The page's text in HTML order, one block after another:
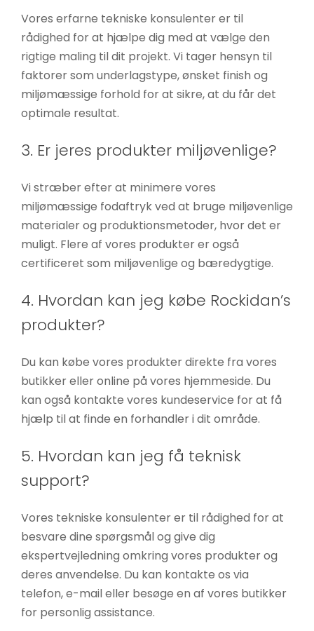
Vores erfarne tekniske konsulenter er til
rådighed for at hjælpe dig med at vælge den
rigtige maling til dit projekt. Vi tager hensyn til
faktorer som underlagstype, ønsket finish og
miljømæssige forhold for at sikre, at du får det
optimale resultat.
3. Er jeres produkter miljøvenlige?
Vi stræber efter at minimere vores
miljømæssige fodaftryk ved at bruge miljøvenlige
materialer og produktionsmetoder, hvor det er
muligt. Flere af vores produkter er også
certificeret som miljøvenlige og bæredygtige.
4. Hvordan kan jeg købe Rockidan’s
produkter?
Du kan købe vores produkter direkte fra vores
butikker eller online på vores hjemmeside. Du
kan også kontakte vores kundeservice for at få
hjælp til at finde en forhandler i dit område.
5. Hvordan kan jeg få teknisk
support?
Vores tekniske konsulenter er til rådighed for at
besvare dine spørgsmål og give dig
ekspertvejledning omkring vores produkter og
deres anvendelse. Du kan kontakte os via
telefon, e-mail eller besøge en af vores butikker
for personlig assistance.
Statistikker
For at vi kan
forbedre
hjemmesidens
funktionalitet
og struktur, ud
fra hvordan
bruges.
Oplevelse
For at vores
hjemmeside
skal fungere
muligt under
Hvis du
cookies,
forsvinder
nogle
funktioner fra
Marketing
dele dine
interesser
og
adfærd,
når du
besøger